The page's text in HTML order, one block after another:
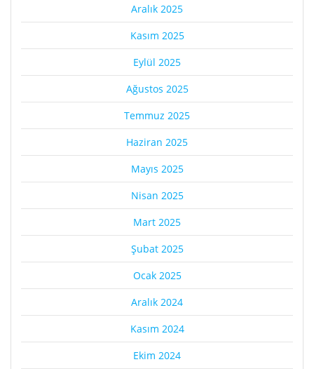
Aralık 2025
Kasım 2025
Eylül 2025
Ağustos 2025
Temmuz 2025
Haziran 2025
Mayıs 2025
Nisan 2025
Mart 2025
Şubat 2025
Ocak 2025
Aralık 2024
Kasım 2024
Ekim 2024